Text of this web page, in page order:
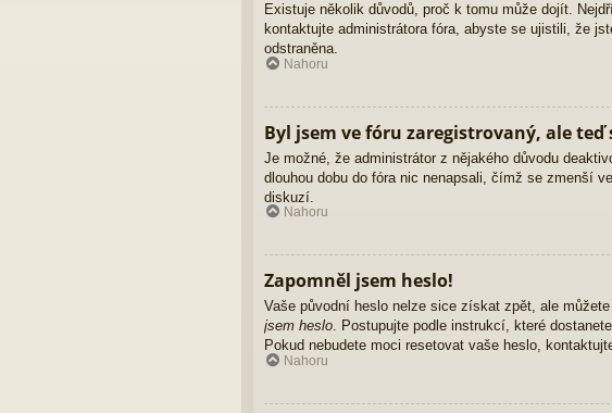
Existuje několik důvodů, proč k tomu může dojít.
kontaktujte administrátora fóra, abyste se ujistili, že
odstraněna.
Nahoru
Byl jsem ve fóru zaregistrovaný, ale
Je možné, že administrátor z nějakého důvodu
dlouhou dobu do fóra nic nenapsali, čímž se zmenší
diskuzí.
Nahoru
Zapomněl jsem heslo!
Vaše původní heslo nelze sice získat zpět, ale
jsem heslo. Postupujte podle instrukcí, které
Pokud nebudete moci resetovat vaše heslo,
Nahoru